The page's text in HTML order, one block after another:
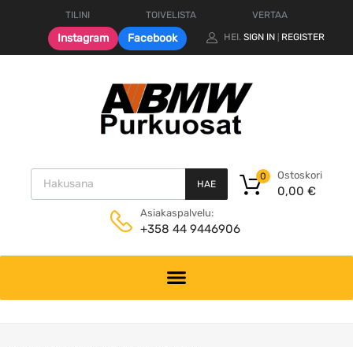
TILINI TOIVELISTA VERTAA
Instagram Facebook HEI. SIGN IN REGISTER
Products search
HAE
Ostoskori
0,00 €
0
Asiakaspalvelu:
+358 44 9446906
content